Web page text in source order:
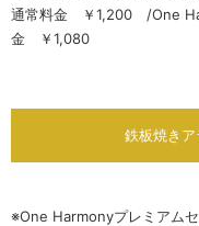
通常料金 ￥1,200 /One
金 ￥1,080
鉄板焼き
※One Harmonyプレミアム